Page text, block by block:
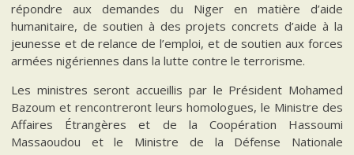
répondre aux demandes du Niger en matière d’aide
humanitaire, de soutien à des projets concrets d’aide à la
jeunesse et de relance de l’emploi, et de soutien aux forces
armées nigériennes dans la lutte contre le terrorisme.
Les ministres seront accueillis par le Président Mohamed
Bazoum et rencontreront leurs homologues, le Ministre des
Affaires Étrangères et de la Coopération Hassoumi
Massaoudou et le Ministre de la Défense Nationale